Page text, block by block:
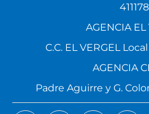
AGENCIA EL
C.C. EL VERGEL
AGENCIA
Padre Aguirre y G.